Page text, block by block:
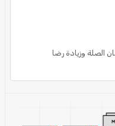
الصلة وزيادة رضا